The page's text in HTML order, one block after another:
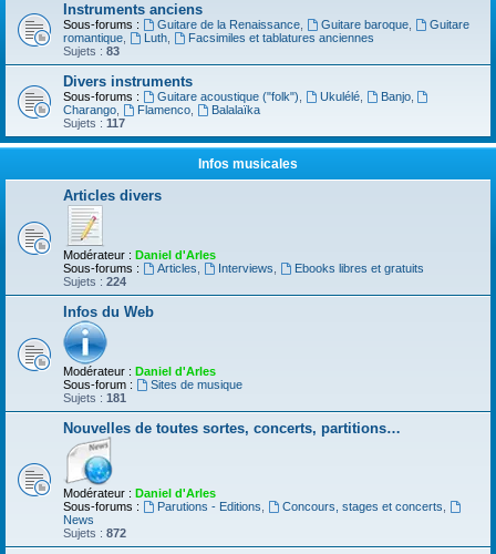
Instruments anciens
Sous-forums : Guitare de la Renaissance, Guitare baroque,
Guitare
romantique
Luth,
Facsimiles et tablatures anciennes
Sujets : 83
Divers instruments
Sous-forums : Guitare acoustique ("folk") Ukulélé, Banjo,
Charango
Flamenco,
Balalaïka
Sujets : 117
Infos musicales
Articles divers
Modérateur : Daniel d'Arles
Sous-forums :
Articles Interviews
Ebooks libres et gratuits
Sujets : 224
Infos du Web
Modérateur : Daniel d'Arles
Sous-forum :
Sites de musique
Sujets : 181
Nouvelles de toutes sortes, concerts, partitions…
Modérateur : Daniel d'Arles
Sous-forums :
Parutions - Editions Concours, stages et concerts
News
Sujets : 872